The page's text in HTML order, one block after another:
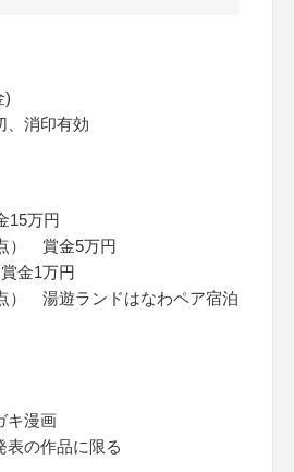
)
、消印有効
15万円
） 賞金5万円
金1万円
） 湯遊ランドはなわペア宿泊
キ漫画
の作品に限る